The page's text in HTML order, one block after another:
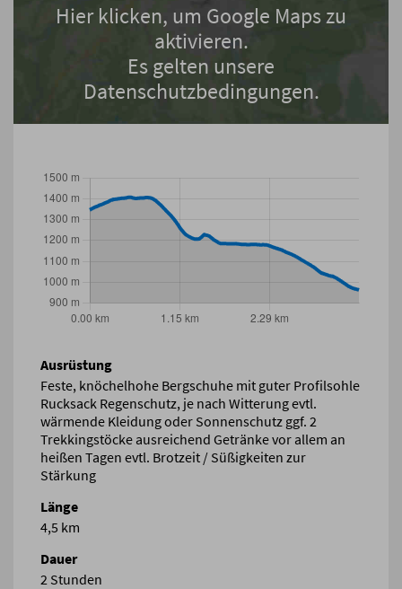
Hier klicken, um Google Maps zu
aktivieren.
Es gelten unsere
Datenschutzbedingungen.
Ausrüstung
Feste, knöchelhohe Bergschuhe mit guter Profilsohle
Rucksack Regenschutz, je nach Witterung evtl.
wärmende Kleidung oder Sonnenschutz ggf. 2
Trekkingstöcke ausreichend Getränke vor allem an
heißen Tagen evtl. Brotzeit / Süßigkeiten zur
Stärkung
Länge
4,5 km
Dauer
2 Stunden